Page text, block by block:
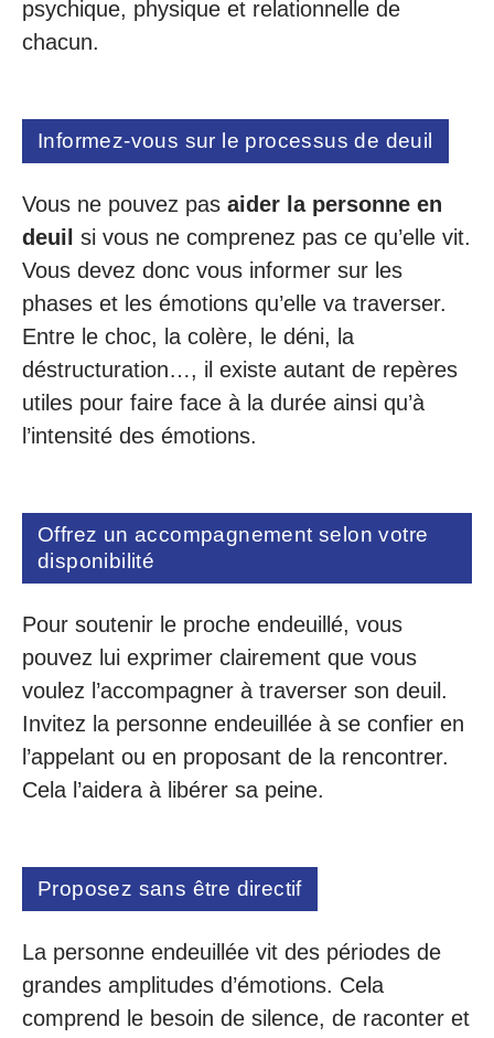
psychique, physique et relationnelle de
chacun.
Informez-vous sur le processus de deuil
Vous ne pouvez pas aider la personne en
deuil si vous ne comprenez pas ce qu’elle vit.
Vous devez donc vous informer sur les
phases et les émotions qu’elle va traverser.
Entre le choc, la colère, le déni, la
déstructuration…, il existe autant de repères
utiles pour faire face à la durée ainsi qu’à
l’intensité des émotions.
Offrez un accompagnement selon votre
disponibilité
Pour soutenir le proche endeuillé, vous
pouvez lui exprimer clairement que vous
voulez l’accompagner à traverser son deuil.
Invitez la personne endeuillée à se confier en
l’appelant ou en proposant de la rencontrer.
Cela l’aidera à libérer sa peine.
Proposez sans être directif
La personne endeuillée vit des périodes de
grandes amplitudes d’émotions. Cela
comprend le besoin de silence, de raconter et